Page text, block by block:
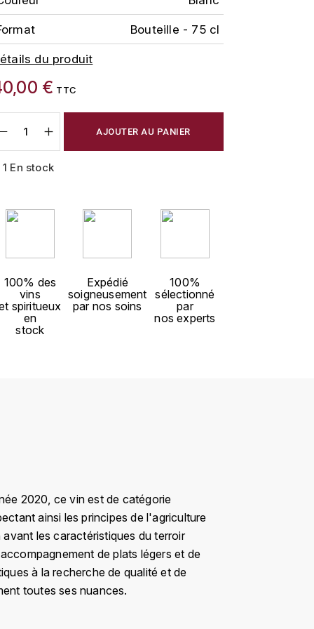
Bouteille - 75 cl
du produit
€ TTC
AJOUTER AU PANIER
1 En stock
100% des
vins
spiritueux
en
stock
Expédié
soigneusement
par nos soins
100%
sélectionné
par
nos experts
2020, ce vin est de catégorie
ainsi les principes de l'agriculture
les caractéristiques du terroir
de plats légers et de
à la recherche de qualité et de
toutes ses nuances.